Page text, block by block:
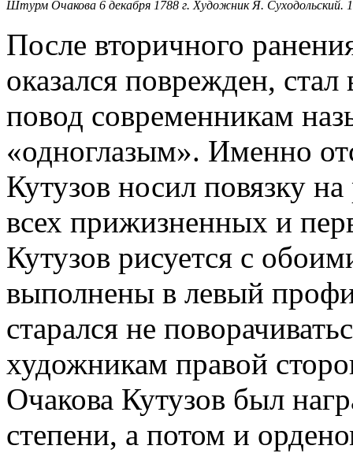
Штурм Очакова 6 декабря 1788 г. Художник Я. Суходольский.
После вторичного
оказался поврежден,
повод современникам
«одноглазым». Именно
Кутузов носил повязку
всех прижизненных и
Кутузов рисуется с
выполнены в левый
старался не
художникам правой
Очакова Кутузов был
степени, а потом и